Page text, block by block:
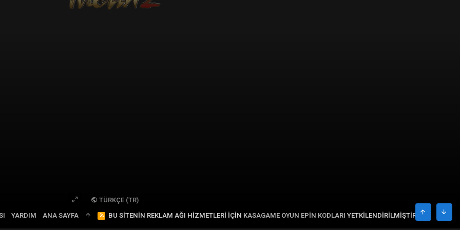
TÜRKÇE (TR)
YARDIM ANA SAYFA
R
S
BU SITENIN REKLAM AĞI HIZMETLERI IÇIN KASAGAME OYUN EPIN KODLARI YETKILENDIRILMIŞTIR. ÜST ALT